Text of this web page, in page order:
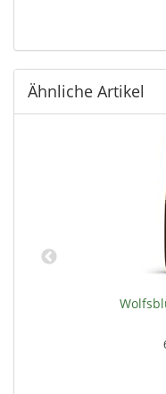
Ähnliche Artikel